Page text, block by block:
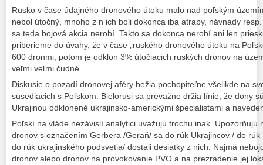
Rusko v čase údajného dronového útoku malo nad poľským
nebol útočný, mnoho z n ich boli dokonca iba atrapy, návnady
sa teda bojová akcia nerobí. Takto sa dokonca nerobí ani len
priberieme do úvahy, že v čase „ruského dronového útoku na
600 dronmi, potom je odklon 3% útočiacich ruských dronov na
veľmi veľmi čudné.
Diskusie o pozadí dronovej aféry bežia pochopiteľne všelikde na
susediacich s Poľskom. Bielorusi sa prevažne držia línie, že dony
Ukrajinou odklonené ukrajinsko-americkými špecialistami a
Poľskí na vláde nezávislí analytici uvažujú trochu inak. Upozorňujú
dronov s označením Gerbera /Geraň/ sa do rúk Ukrajincov / do
do rúk ukrajinského podsvetia/ dostali desiatky z nich. Najmä
dronov alebo dronov na provokovanie PVO a na prezradenie jej